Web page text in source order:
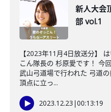
新人大会
部 vol.1
【2023年11月4日放送分】
こん隊長の 杉原愛です！ 今
武山弓道場で行われた 弓道
頂点に立っ...
2023.12.23 |00:13:19